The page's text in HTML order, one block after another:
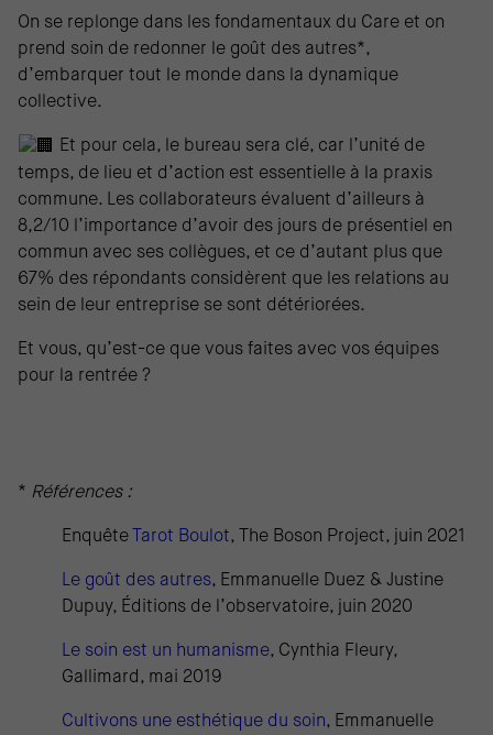
On se replonge dans les fondamentaux du Care et on
prend soin de redonner le goût des autres*,
d’embarquer tout le monde dans la dynamique
collective.
Et pour cela, le bureau sera clé, car l’unité de
temps, de lieu et d’action est essentielle à la praxis
commune. Les collaborateurs évaluent d’ailleurs à
8,2/10 l’importance d’avoir des jours de présentiel en
commun avec ses collègues, et ce d’autant plus que
67% des répondants considèrent que les relations au
sein de leur entreprise se sont détériorées.
Et vous, qu’est-ce que vous faites avec vos équipes
pour la rentrée ?
* Références :
Enquête Tarot Boulot, The Boson Project, juin 2021
Le goût des autres, Emmanuelle Duez & Justine
Dupuy, Éditions de l’observatoire, juin 2020
Le soin est un humanisme, Cynthia Fleury,
Gallimard, mai 2019
Cultivons une esthétique du soin, Emmanuelle